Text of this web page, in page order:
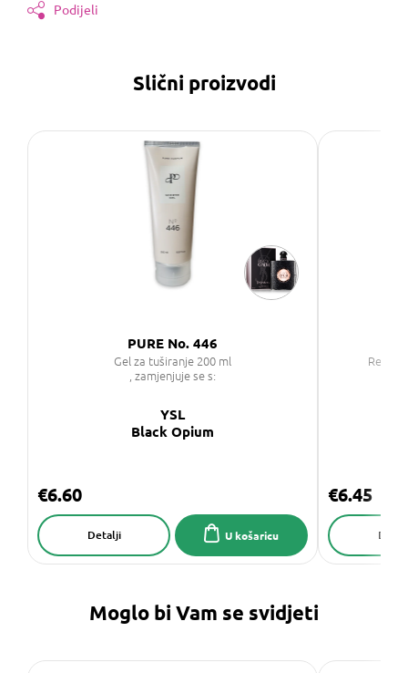
Podijeli
Slični proizvodi
PURE No. 446
Gel za tuširanje 200 ml
, zamjenjuje se s:
YSL
Black Opium
€6.60
U košaricu
Detalji
€6.45
Moglo bi Vam se svidjeti